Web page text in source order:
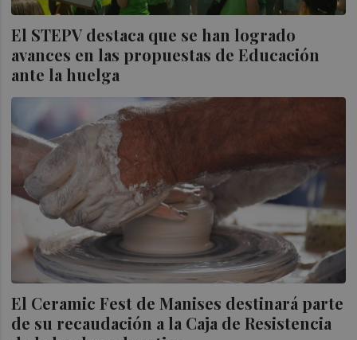
El STEPV destaca que se han logrado
avances en las propuestas de Educación
ante la huelga
El Ceramic Fest de Manises destinará parte
de su recaudación a la Caja de Resistencia